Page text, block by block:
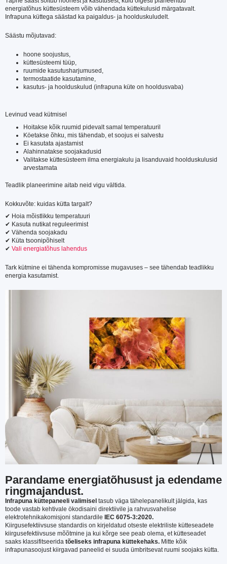
energiatõhus küttesüsteem võib vähendada küttekulusid märgatavalt.
Infrapuna küttega säästad ka paigaldus- ja hoolduskuludelt.
Säästu mõjutavad:
hoone soojustus,
küttesüsteemi tüüp,
ruumide kasutusharjumused,
termostaatide kasutamine,
kasutus- ja hoolduskulud (infrapuna küte on hooldusvaba)
Levinud vead kütmisel
Hoitakse kõik ruumid pidevalt samal temperatuuril
Köetakse õhku, mis tähendab, et soojus ei salvestu
Ei kasutata ajastamist
Alahinnatakse soojakadusid
Valitakse küttesüsteem ilma energiakulu ja lisanduvaid hoolduskulusid
arvestamata
Teadlik planeerimine aitab neid vigu vältida.
Kokkuvõte: kuidas kütta targalt?
✔ Hoia mõistlikku temperatuuri
✔ Kasuta nutikat reguleerimist
✔ Vähenda soojakadu
✔ Küta tsoonipõhiselt
✔ Vali energiatõhus lahendus
Tark kütmine ei tähenda kompromisse mugavuses – see tähendab teadlikku
energia kasutamist.
Parandame energiatõhusust ja edendame
ringmajandust.
Infrapuna küttepaneeli valimisel tasub väga tähelepanelikult jälgida, kas
toode vastab kehtivale ökodisaini direktiivile ja rahvusvahelise
elektrotehnikakomisjoni standardile IEC 6075-3:2020.
Kiirgusefektiivsuse standardis on kirjeldatud otseste elektriliste kütteseadete
kiirgusefektiivsuse mõõtmine ja kui kõrge see peab olema, et kütteseadet
saaks klassifitseerida tõeliseks infrapuna küttekehaks. Mitte kõik
infrapunasoojust kiirgavad paneelid ei suuda ümbritsevat ruumi soojaks kütta.